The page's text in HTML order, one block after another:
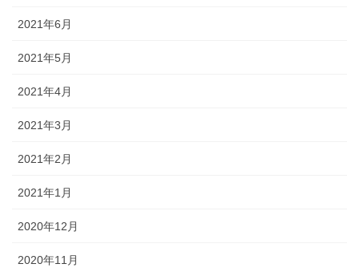
2021年6月
2021年5月
2021年4月
2021年3月
2021年2月
2021年1月
2020年12月
2020年11月